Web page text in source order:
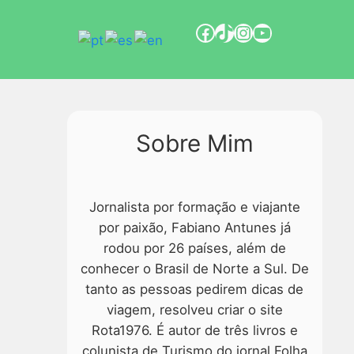
Sobre Mim
Jornalista por formação e viajante
por paixão, Fabiano Antunes já
rodou por 26 países, além de
conhecer o Brasil de Norte a Sul. De
tanto as pessoas pedirem dicas de
viagem, resolveu criar o site
Rota1976. É autor de três livros e
colunista de Turismo do jornal Folha